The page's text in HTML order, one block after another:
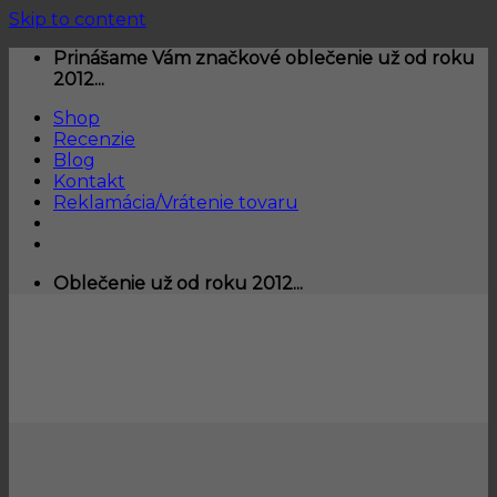
Skip to content
Prinášame Vám značkové oblečenie už od roku
2012...
Shop
Recenzie
Blog
Kontakt
Reklamácia/Vrátenie tovaru
Oblečenie už od roku 2012...